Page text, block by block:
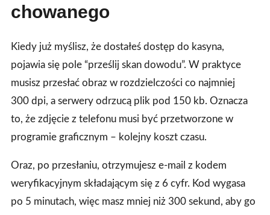
chowanego
Kiedy już myślisz, że dostałeś dostęp do kasyna,
pojawia się pole “prześlij skan dowodu”. W praktyce
musisz przesłać obraz w rozdzielczości co najmniej
300 dpi, a serwery odrzucą plik pod 150 kb. Oznacza
to, że zdjęcie z telefonu musi być przetworzone w
programie graficznym – kolejny koszt czasu.
Oraz, po przesłaniu, otrzymujesz e‑mail z kodem
weryfikacyjnym składającym się z 6 cyfr. Kod wygasa
po 5 minutach, więc masz mniej niż 300 sekund, aby go